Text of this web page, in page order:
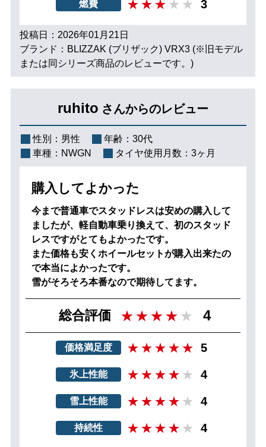
燃費 3
投稿日：2026年01月21日
ブランド：BLIZZAK (ブリザック) VRX3 (※旧モデル
または同シリーズ商品のレビューです。)
ruhito さんからのレビュー
性別： 男性 年齢： 30代
車種： NWGN タイヤ使用月数： 3ヶ月
購入してよかった
今まで普通車でスタッドレスは安めの購入して
ましたが、軽自動車乗り換えて、初のスタッド
レスですがとてもよかったです。
また価格も安くホイールセットが購入出来たの
で本当によかったです。
雪がそろそろ本番なので期待してます。
総合評価 4
価格満足度 5
氷上性能 4
雪上性能 4
持続性 4